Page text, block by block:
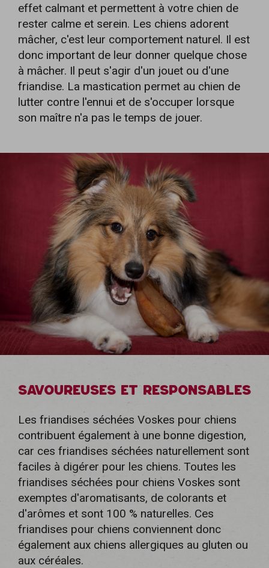
effet calmant et permettent à votre chien de
rester calme et serein. Les chiens adorent
mâcher, c'est leur comportement naturel. Il est
donc important de leur donner quelque chose
à mâcher. Il peut s'agir d'un jouet ou d'une
friandise. La mastication permet au chien de
lutter contre l'ennui et de s'occuper lorsque
son maître n'a pas le temps de jouer.
SAVOUREUSES ET RESPONSABLES
Les friandises séchées Voskes pour chiens
contribuent également à une bonne digestion,
car ces friandises séchées naturellement sont
faciles à digérer pour les chiens. Toutes les
friandises séchées pour chiens Voskes sont
exemptes d'aromatisants, de colorants et
d'arômes et sont 100 % naturelles. Ces
friandises pour chiens conviennent donc
également aux chiens allergiques au gluten ou
aux céréales.